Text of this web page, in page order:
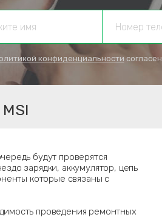
конфиденциальностисогласен
будут проверятся
зарядки, аккумулятор, цепь
которые связаны с
проведения ремонтных